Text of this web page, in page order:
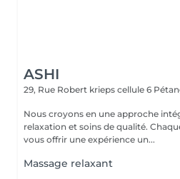
ASHI
29, Rue Robert krieps cellule 6
Nous croyons en une approche
relaxation et soins de qualité.
vous offrir une expérience un...
Massage relaxant